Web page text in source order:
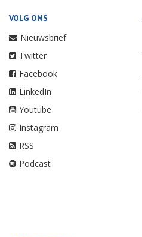
VOLG ONS
Nieuwsbrief
Twitter
Facebook
LinkedIn
Youtube
Instagram
RSS
Podcast